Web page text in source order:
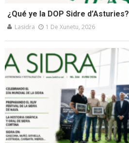
¿Qué ye la DOP Sidre d’Asturies?
Lasidra 1 De Xunetu, 2026